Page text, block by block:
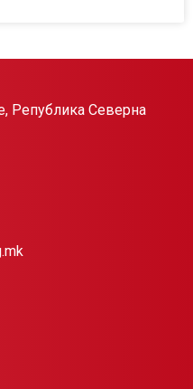
Република Северна